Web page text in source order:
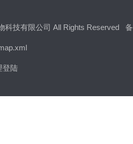
科技有限公司 All Rights Reserved
登陆